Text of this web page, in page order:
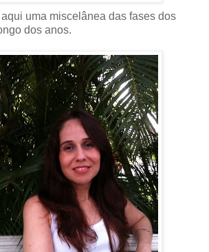
uma miscelânea das fases dos
dos anos.